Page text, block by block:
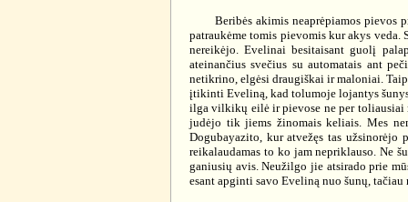
Beribės akimis neaprėpiamos pievos
patraukėme tomis pievomis kur akys
nereikėjo. Evelinai besitaisant guolį
ateinančius svečius su automatais ant
netikrino, elgėsi draugiškai ir maloniai.
įtikinti Eveliną, kad tolumoje lojantys
ilga vilkikų eilė ir pievose ne per toliausiai
judėjo tik jiems žinomais keliais. Mes
Dogubayazito, kur atvežęs tas
reikalaudamas to ko jam nepriklauso. Ne
ganiusių avis. Neužilgo jie atsirado prie
esant apginti savo Eveliną nuo šunų,